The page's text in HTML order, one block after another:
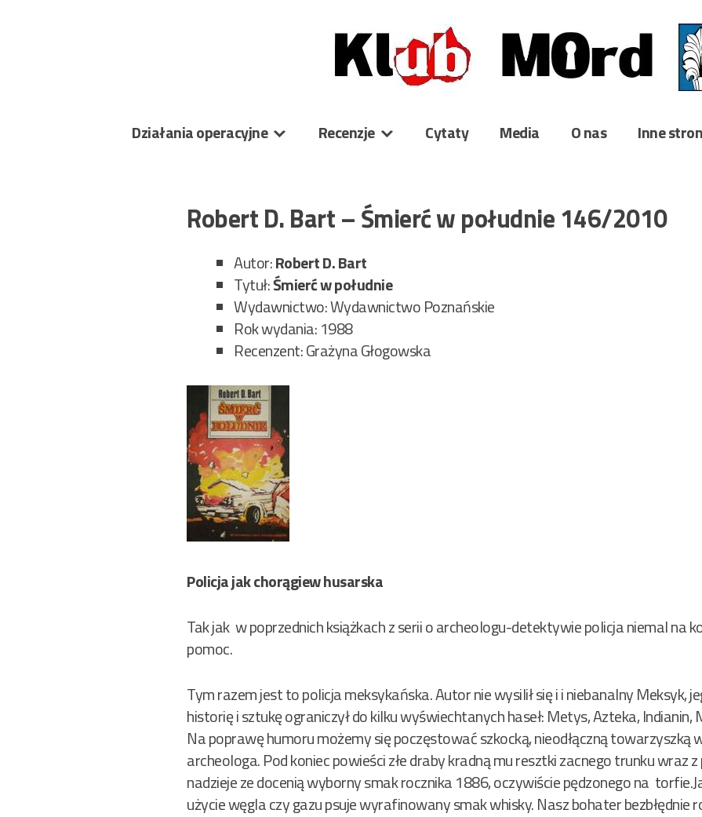
Działania operacyjne Recenzje Cytaty Media O nas Inne
Robert D. Bart – Śmierć w południe 146/2010
Autor:Robert D.Bart
Tytuł:Śmierć w południe
Wydawnictwo: Wydawnictwo Poznańskie
Rok wydania: 1988
Recenzent: Grażyna Głogowska
Policja jak chorągiew husarska
Tak jak w poprzednich książkach z serii o archeologu-detektywie policja niemal na
pomoc.
Tym razem jest to policja meksykańska. Autor nie wysilił się i i niebanalny Meksyk,
historię i sztukę ograniczył do kilku wyświechtanych haseł: Metys, Azteka, Indianin,
Na poprawę humoru możemy się poczęstować szkocką, nieodłączną towarzyszką
archeologa. Pod koniec powieści złe draby kradną mu resztki zacnego trunku wraz
nadzieje ze docenią wyborny smak rocznika 1886, oczywiście pędzonego na
użycie węgla czy gazu psuje wyrafinowany smak whisky. Nasz bohater bezbłędnie